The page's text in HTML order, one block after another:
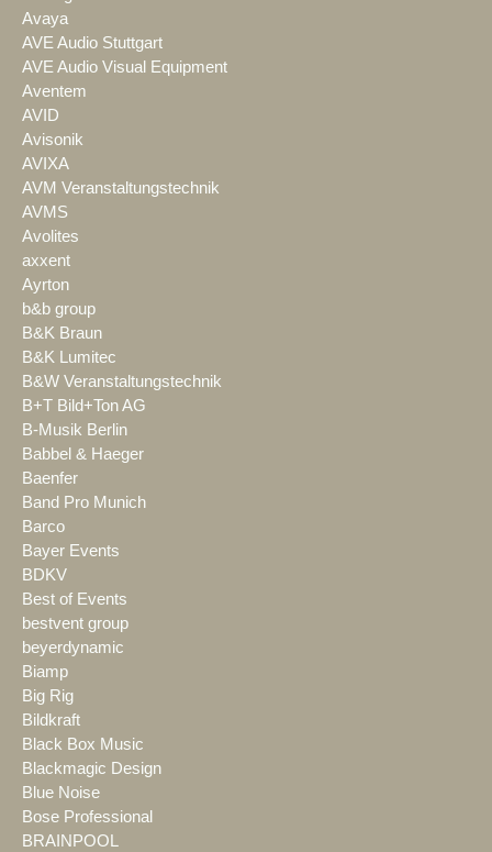
Avaya
AVE Audio Stuttgart
AVE Audio Visual Equipment
Aventem
AVID
Avisonik
AVIXA
AVM Veranstaltungstechnik
AVMS
Avolites
axxent
Ayrton
b&b group
B&K Braun
B&K Lumitec
B&W Veranstaltungstechnik
B+T Bild+Ton AG
B-Musik Berlin
Babbel & Haeger
Baenfer
Band Pro Munich
Barco
Bayer Events
BDKV
Best of Events
bestvent group
beyerdynamic
Biamp
Big Rig
Bildkraft
Black Box Music
Blackmagic Design
Blue Noise
Bose Professional
BRAINPOOL